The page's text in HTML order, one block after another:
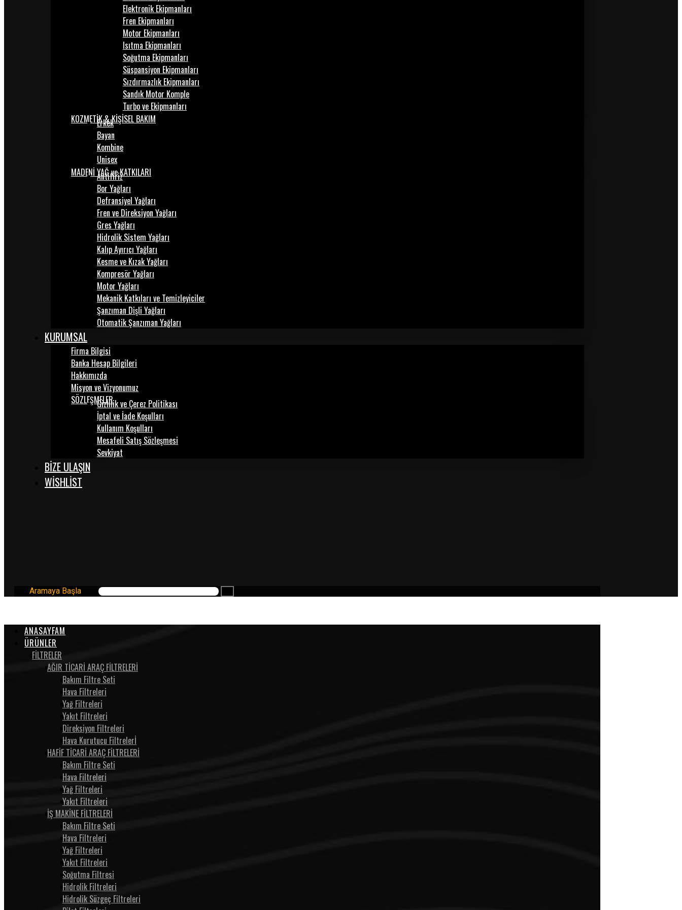
Elektronik Ekipmanları
Fren Ekipmanları
Motor Ekipmanları
Isıtma Ekipmanları
Soğutma Ekipmanları
Süspansiyon Ekipmanları
Sızdırmazlık Ekipmanları
Sandık Motor Komple
Turbo ve Ekipmanları
KOZMETİK & KİŞİSEL BAKIM
Erkek
Bayan
Kombine
Unisex
MADENİ YAĞ ve KATKILARI
Antifiriz
Bor Yağları
Defransiyel Yağları
Fren ve Direksiyon Yağları
Gres Yağları
Hidrolik Sistem Yağları
Kalıp Ayırıcı Yağları
Kesme ve Kızak Yağları
Kompresör Yağları
Motor Yağları
Mekanik Katkıları ve Temizleyiciler
Şanzıman Dişli Yağları
Otomatik Şanzıman Yağları
KURUMSAL
Firma Bilgisi
Banka Hesap Bilgileri
Hakkımızda
Misyon ve Vizyonumuz
SÖZLEŞMELERGizlilik ve Çerez Politikası
İptal ve İade Koşulları
Kullanım Koşulları
Mesafeli Satış Sözleşmesi
Sevkiyat
BİZE ULAŞIN
WISHLIST
Aramaya Başla
ANASAYFAM
ÜRÜNLER
FİLTRELER
AĞIR TİCARİ ARAÇ FİLTRELERİ
Bakım Filtre Seti
Hava Filtreleri
Yağ Filtreleri
Yakıt Filtreleri
Direksiyon Filtreleri
Hava Kurutucu Filtrelerİ
HAFİF TİCARİ ARAÇ FİLTRELERİ
Bakım Filtre Seti
Hava Filtreleri
Yağ Filtreleri
Yakıt Filtreleri
İŞ MAKİNE FİLTRELERİ
Bakım Filtre Seti
Hava Filtreleri
Yağ Filtreleri
Yakıt Filtreleri
Soğutma Filtresi
Hidrolik Filtreleri
Hidrolik Süzgeç Filtreleri